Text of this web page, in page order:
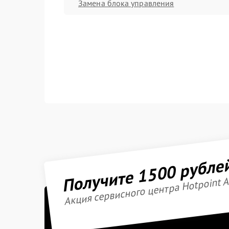
Замена блока управления
Получите 1500
Акция сервисного центра Hotpoint